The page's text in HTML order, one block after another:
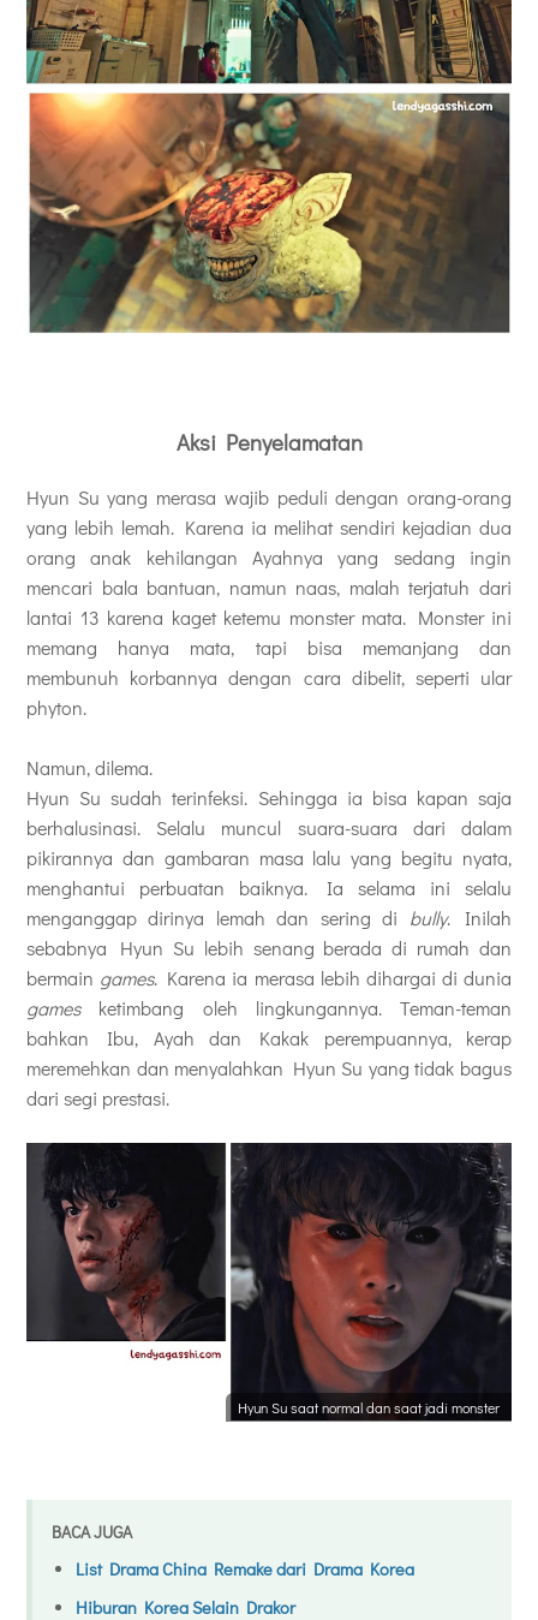
Aksi Penyelamatan
Hyun Su yang merasa wajib peduli dengan orang-orang
yang lebih lemah. Karena ia melihat sendiri kejadian dua
orang anak kehilangan Ayahnya yang sedang ingin
mencari bala bantuan, namun naas, malah terjatuh dari
lantai 13 karena kaget ketemu monster mata. Monster ini
memang hanya mata, tapi bisa memanjang dan
membunuh korbannya dengan cara dibelit, seperti ular
phyton.
Namun, dilema.
Hyun Su sudah terinfeksi. Sehingga ia bisa kapan saja
berhalusinasi. Selalu muncul suara-suara dari dalam
pikirannya dan gambaran masa lalu yang begitu nyata,
menghantui perbuatan baiknya. Ia selama ini selalu
menganggap dirinya lemah dan sering di bully. Inilah
sebabnya Hyun Su lebih senang berada di rumah dan
bermain games. Karena ia merasa lebih dihargai di dunia
games ketimbang oleh lingkungannya. Teman-teman
bahkan Ibu, Ayah dan Kakak perempuannya, kerap
meremehkan dan menyalahkan Hyun Su yang tidak bagus
dari segi prestasi.
Hyun Su saat normal dan saat jadi monster
BACA JUGA
List Drama China Remake dari Drama Korea
Hiburan Korea Selain Drakor